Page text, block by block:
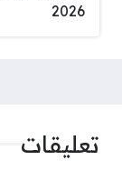
2026
تعليقات